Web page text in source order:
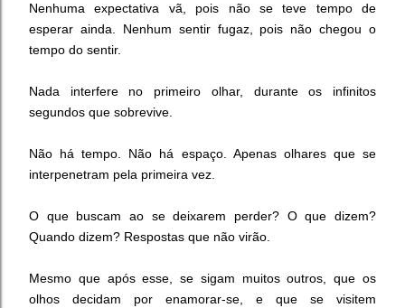
Nenhuma expectativa vã, pois não se teve tempo de
esperar ainda. Nenhum sentir fugaz, pois não chegou o
tempo do sentir.
Nada interfere no primeiro olhar, durante os infinitos
segundos que sobrevive.
Não há tempo. Não há espaço. Apenas olhares que se
interpenetram pela primeira vez.
O que buscam ao se deixarem perder? O que dizem?
Quando dizem? Respostas que não virão.
Mesmo que após esse, se sigam muitos outros, que os
olhos decidam por enamorar-se, e que se visitem